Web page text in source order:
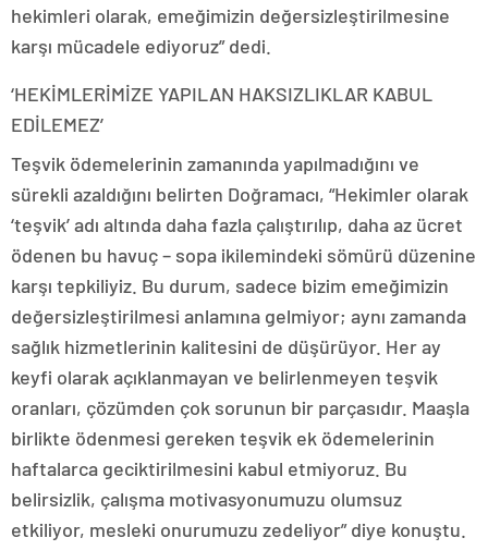
hekimleri olarak, emeğimizin değersizleştirilmesine
karşı mücadele ediyoruz” dedi.
‘HEKİMLERİMİZE YAPILAN HAKSIZLIKLAR KABUL
EDİLEMEZ’
Teşvik ödemelerinin zamanında yapılmadığını ve
sürekli azaldığını belirten Doğramacı, “Hekimler olarak
‘teşvik’ adı altında daha fazla çalıştırılıp, daha az ücret
ödenen bu havuç – sopa ikilemindeki sömürü düzenine
karşı tepkiliyiz. Bu durum, sadece bizim emeğimizin
değersizleştirilmesi anlamına gelmiyor; aynı zamanda
sağlık hizmetlerinin kalitesini de düşürüyor. Her ay
keyfi olarak açıklanmayan ve belirlenmeyen teşvik
oranları, çözümden çok sorunun bir parçasıdır. Maaşla
birlikte ödenmesi gereken teşvik ek ödemelerinin
haftalarca geciktirilmesini kabul etmiyoruz. Bu
belirsizlik, çalışma motivasyonumuzu olumsuz
etkiliyor, mesleki onurumuzu zedeliyor” diye konuştu.